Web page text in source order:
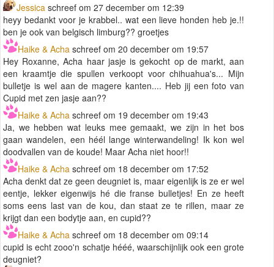
Jessica schreef om 27 december om 12:39
heyy bedankt voor je krabbel.. wat een lieve honden heb je.!!
ben je ook van belgisch limburg?? groetjes
Haike & Acha schreef om 20 december om 19:57
Hey Roxanne, Acha haar jasje is gekocht op de markt, aan
een kraamtje die spullen verkoopt voor chihuahua's... Mijn
bulletje is wel aan de magere kanten.... Heb jij een foto van
Cupid met zen jasje aan??
Haike & Acha schreef om 19 december om 19:43
Ja, we hebben wat leuks mee gemaakt, we zijn in het bos
gaan wandelen, een héél lange winterwandeling! Ik kon wel
doodvallen van de koude! Maar Acha niet hoor!!
Haike & Acha schreef om 18 december om 17:52
Acha denkt dat ze geen deugniet is, maar eigenlijk is ze er wel
eentje, lekker eigenwijs hé die franse bulletjes! En ze heeft
soms eens last van de kou, dan staat ze te rillen, maar ze
krijgt dan een bodytje aan, en cupid??
Haike & Acha schreef om 18 december om 09:14
cupid is echt zooo'n schatje hééé, waarschijnlijk ook een grote
deugniet?